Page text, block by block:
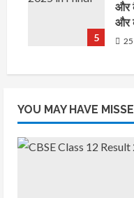
5
और
और
YOU MAY HAVE